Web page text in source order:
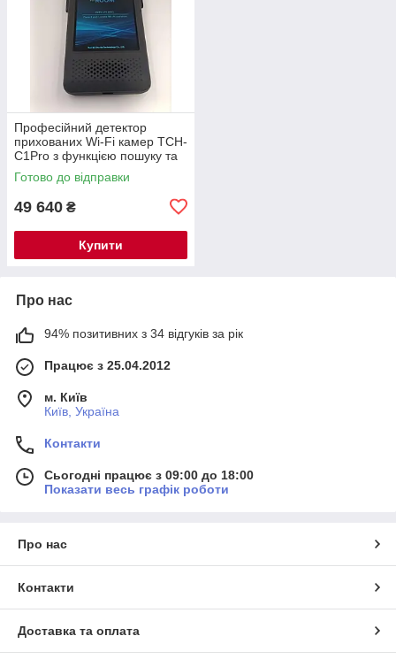
Професійний детектор
прихованих Wi-Fi камер TCH-
C1Pro з функцією пошуку та
локалізації — новинка 2026
року
Готово до відправки
49 640 ₴
Купити
Про нас
94% позитивних з 34 відгуків за рік
Працює з 25.04.2012
м. Київ
Київ, Україна
Контакти
Сьогодні працює з 09:00 до 18:00
Показати весь графік роботи
Про нас
Контакти
Доставка та оплата